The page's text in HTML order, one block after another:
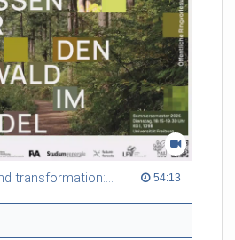
Between tradition and transformation: how owners, advisers and institutions co-create knowledge for resilient forests in Europe 54:13